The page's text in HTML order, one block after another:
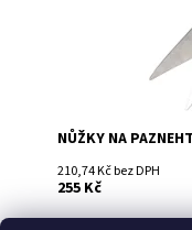
NŮŽKY NA
210,74 Kč bez DPH
255 Kč